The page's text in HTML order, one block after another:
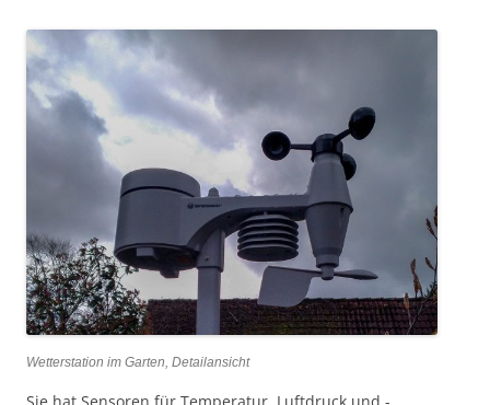
Wetterstation im Garten, Detailansicht